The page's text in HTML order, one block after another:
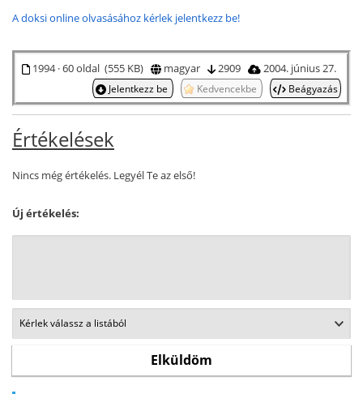
A doksi online olvasásához kérlek jelentkezz be!
1994 · 60 oldal (555 KB) magyar 2909 2004. június 27.
Jelentkezz be Kedvencekbe Beágyazás
Értékelések
Nincs még értékelés. Legyél Te az első!
Új értékelés: